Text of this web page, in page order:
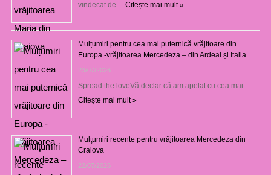
vindecat de …Citește mai mult »
Mulțumiri pentru cea mai puternică vrăjitoare din
Europa -vrăjitoarea Mercedeza – din Ardeal și Italia
23/07/2026
Spread the loveVă declar că am apelat cu cea mai …
Citește mai mult »
Mulţumiri recente pentru vrăjitoarea Mercedeza din
Craiova
22/07/2026